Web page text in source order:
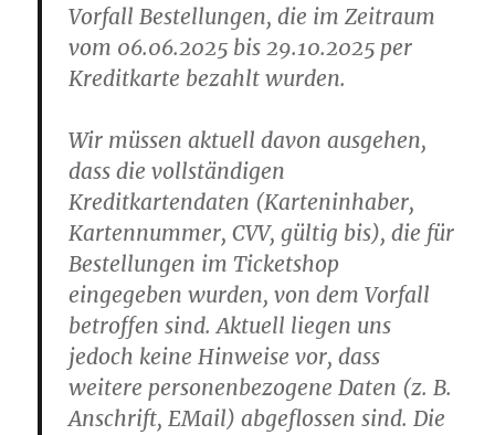
Vorfall Bestellungen, die im Zeitraum
vom 06.06.2025 bis 29.10.2025 per
Kreditkarte bezahlt wurden.
Wir müssen aktuell davon ausgehen,
dass die vollständigen
Kreditkartendaten (Karteninhaber,
Kartennummer, CVV, gültig bis), die für
Bestellungen im Ticketshop
eingegeben wurden, von dem Vorfall
betroffen sind. Aktuell liegen uns
jedoch keine Hinweise vor, dass
weitere personenbezogene Daten (z. B.
Anschrift, EMail) abgeflossen sind. Die